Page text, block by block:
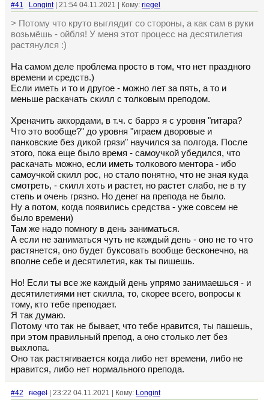
#41 Longint| 21:54 04.11.2021 | Кому: riegel
> Потому что круто выглядит со стороны, а как сам в руки
возьмёшь - ойбля! У меня этот процесс на десятилетия
растянулся :)
На самом деле проблема просто в том, что нет праздного
времени и средств.)
Если иметь и то и другое - можно лет за пять, а то и
меньше раскачать скилл с толковым преподом.
Хреначить аккордами, в т.ч. с баррэ я с уровня "гитара?
Что это вообще?" до уровня "играем дворовые и
панковские без дикой грязи" научился за полгода. После
этого, пока еще было время - самоучкой убедился, что
раскачать можно, если иметь толкового ментора - ибо
самоучкой скилл рос, но стало понятно, что не зная куда
смотреть, - скилл хоть и растет, но растет слабо, не в ту
степь и очень грязно. Но денег на препода не было.
Ну а потом, когда появились средства - уже совсем не
было времени)
Там же надо помногу в день заниматься.
А если не заниматься чуть не каждый день - оно не то что
растянется, оно будет буксовать вообще бесконечно, на
вполне себе и десятилетия, как ты пишешь.
Но! Если ты все же каждый день упрямо занимаешься - и
десятилетиями нет скилла, то, скорее всего, вопросы к
тому, кто тебе преподает.
Я так думаю.
Потому что так не бывает, что тебе нравится, ты пашешь,
при этом правильный препод, а оно столько лет без
выхлопа.
Оно так растягивается когда либо нет времени, либо не
нравится, либо нет нормального препода.
#42 riegel | 23:22 04.11.2021 | Кому: Longint